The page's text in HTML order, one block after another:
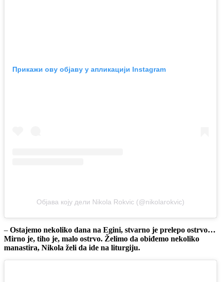
Прикажи ову објаву у апликацији Instagram
Објава коју дели Nikola Rokvic (@nikolarokvic)
– Ostajemo nekoliko dana na Egini, stvarno je prelepo ostrvo…
Mirno je, tiho je, malo ostrvo. Želimo da obiđemo nekoliko
manastira, Nikola želi da ide na liturgiju.